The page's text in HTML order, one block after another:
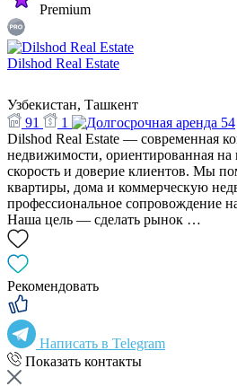
Premium
Dilshod Real Estate
Узбекистан, Ташкент
91
1
54
Dilshod Real Estate — современная
недвижимости, ориентированная
скорость и доверие клиентов. Мы
квартиры, дома и коммерческую
профессиональное сопровождение
Наша цель — сделать рынок …
Рекомендовать
Написать в Telegram
Показать контакты